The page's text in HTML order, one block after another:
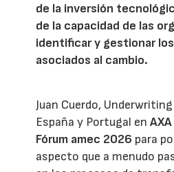
de la inversión
de la capacidad de las
identificar y gestionar
asociados al cambio.
Juan Cuerdo,
España y Portugal enAXA
Fórum amec 2026 para
aspecto que a menudo